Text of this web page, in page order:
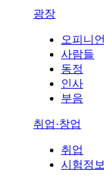
광장
오피니언
사람들
동정
인사
부음
취업·창업
취업
시험정보